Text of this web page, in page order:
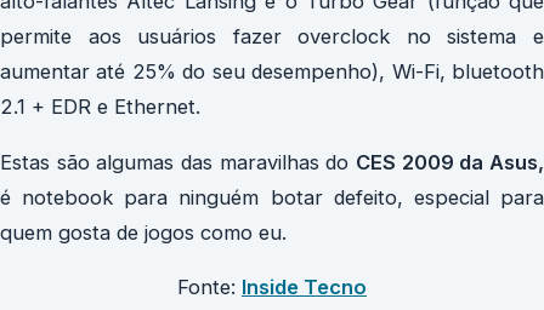
permite aos usuários fazer overclock no sistema e
aumentar até 25% do seu desempenho), Wi-Fi, bluetooth
2.1 + EDR e Ethernet.
Estas são algumas das maravilhas do CES 2009 da Asus,
é notebook para ninguém botar defeito, especial para
quem gosta de jogos como eu.
Fonte: Inside Tecno